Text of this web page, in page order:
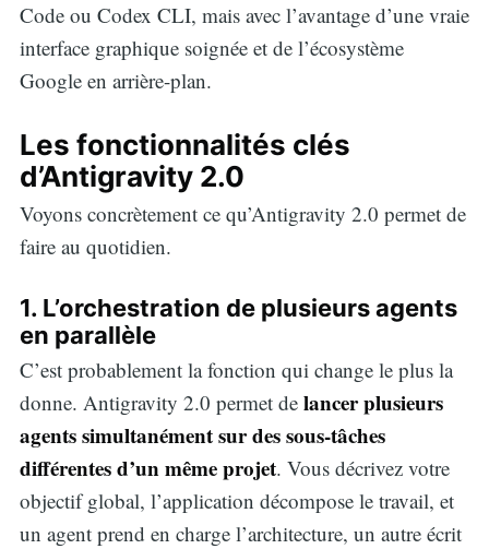
Code ou Codex CLI, mais avec l’avantage d’une vraie
interface graphique soignée et de l’écosystème
Google en arrière-plan.
Les fonctionnalités clés
d’Antigravity 2.0
Voyons concrètement ce qu’Antigravity 2.0 permet de
faire au quotidien.
1. L’orchestration de plusieurs agents
en parallèle
C’est probablement la fonction qui change le plus la
donne. Antigravity 2.0 permet de lancer plusieurs
agents simultanément sur des sous-tâches
différentes d’un même projet. Vous décrivez votre
objectif global, l’application décompose le travail, et
un agent prend en charge l’architecture, un autre écrit